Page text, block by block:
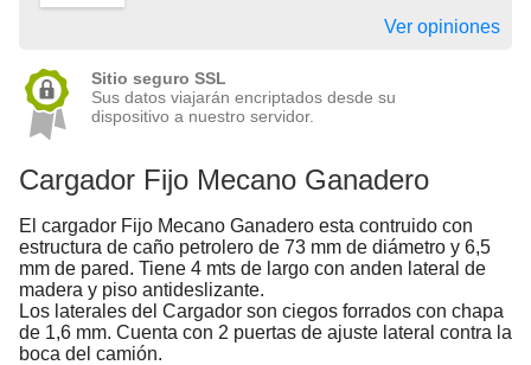
Ver opiniones
Sitio seguro SSL
Sus datos viajarán encriptados desde su
dispositivo a nuestro servidor.
Cargador Fijo Mecano Ganadero
El cargador Fijo Mecano Ganadero esta contruido con
estructura de caño petrolero de 73 mm de diámetro y 6,5
mm de pared. Tiene 4 mts de largo con anden lateral de
madera y piso antideslizante.
Los laterales del Cargador son ciegos forrados con chapa
de 1,6 mm. Cuenta con 2 puertas de ajuste lateral contra la
boca del camión.